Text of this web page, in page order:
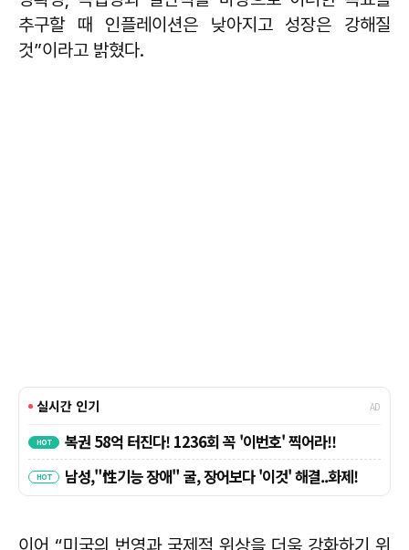
추구할 때 인플레이션은 낮아지고 성장은 강해질
것”이라고 밝혔다.
이어 “미국의 번영과 국제적 위상을 더욱 강화하기 위